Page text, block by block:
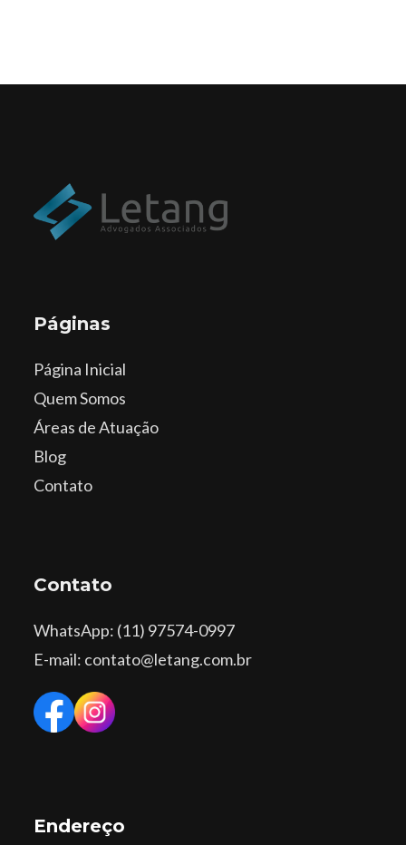
Páginas
Página Inicial
Quem Somos
Áreas de Atuação
Blog
Contato
Contato
WhatsApp: (11) 97574-0997
E-mail: contato@letang.com.br
Endereço